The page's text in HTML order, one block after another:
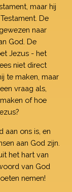
maar hij
De
naar
God. De
Jezus - het
niet direct
te maken, maar
vraag als,
of hoe
aan ons is, en
aan God zijn.
het hart van
van God
nemen!